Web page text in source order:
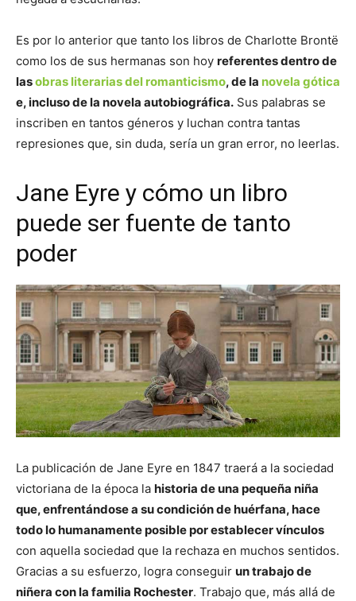
Es por lo anterior que tanto los libros de Charlotte Brontë
como los de sus hermanas son hoy referentes dentro de
lasobras literarias del romanticismo, de la novela gótica
e, incluso de la novela autobiográfica. Sus palabras se
inscriben en tantos géneros y luchan contra tantas
represiones que, sin duda, sería un gran error, no leerlas.
Jane Eyre y cómo un libro
puede ser fuente de tanto
poder
La publicación de Jane Eyre en 1847 traerá a la sociedad
victoriana de la época la historia de una pequeña niña
que, enfrentándose a su condición de huérfana, hace
todo lo humanamente posible por establecer vínculos
con aquella sociedad que la rechaza en muchos sentidos.
Gracias a su esfuerzo, logra conseguir un trabajo de
niñera con la familia Rochester. Trabajo que, más allá de